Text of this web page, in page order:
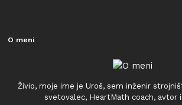
O meni
Živio, moje ime je Uroš, sem inženir
svetovalec, HeartMath coach, avtor